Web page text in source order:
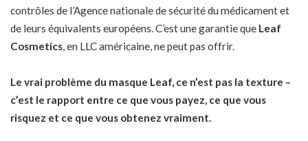
contrôles de l’Agence nationale de sécurité du médicament et
de leurs équivalents européens. C’est une garantie que Leaf
Cosmetics, en LLC américaine, ne peut pas offrir.
Le vrai problème du masque Leaf, ce n’est pas la texture –
c’est le rapport entre ce que vous payez, ce que vous
risquez et ce que vous obtenez vraiment.